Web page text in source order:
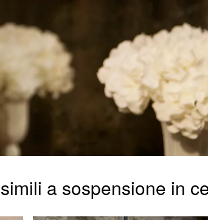
a sospensione in